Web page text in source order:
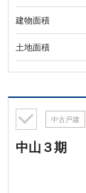
建物面積
土地面積
中古戸建
中山３期